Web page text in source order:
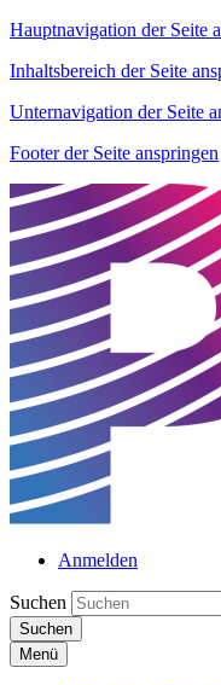
Hauptnavigation der Seite
Inhaltsbereich der Seite
Unternavigation der Seite
Footer der Seite anspringen
Anmelden
Suchen
Suchen
Menü